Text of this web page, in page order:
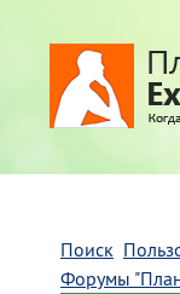
Поиск
Форумы